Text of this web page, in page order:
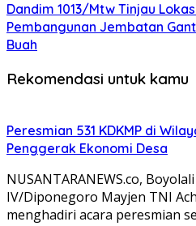
Dandim 1013/Mtw Tinjau
Pembangunan Jembatan
Buah
Rekomendasi untuk kamu
Peresmian 531 KDKMP di
Penggerak Ekonomi Desa
NUSANTARANEWS.co,
IV/Diponegoro Mayjen TNI
menghadiri acara peresmian